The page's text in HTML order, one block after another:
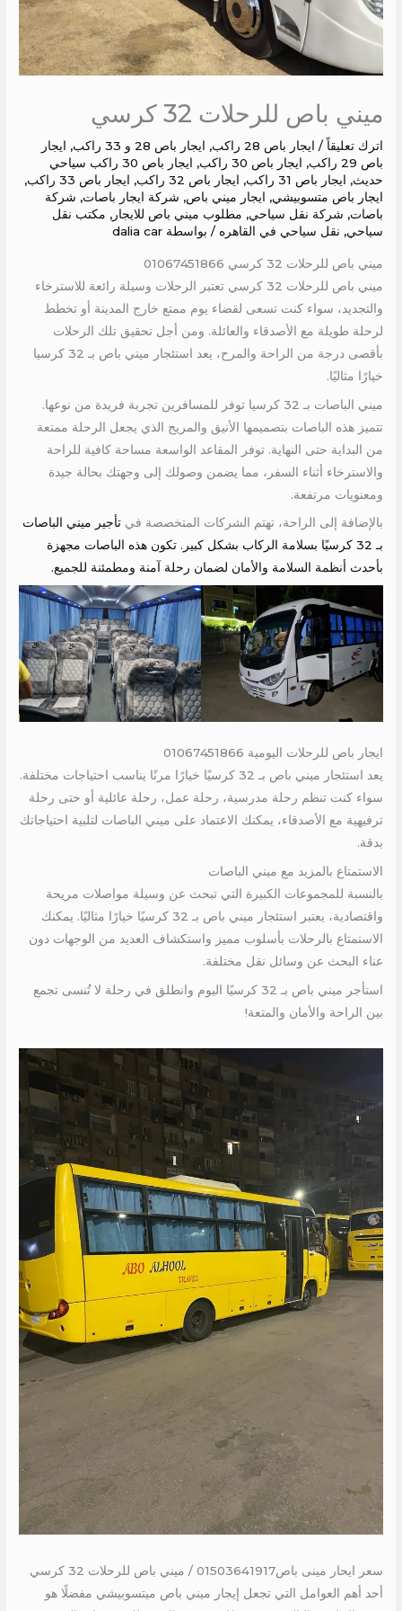
ميني باص للرحلات 32 كرسي
اترك تعليقاً / ايجار باص 28 راكب , ايجار باص 28 و 33 راكب , ايجار
باص 29 راكب
, ايجار باص 30 راكب ,
ايجار باص 30 راكب سياحي
حديث, ايجار باص 31 راكب , ايجار باص 32 راكب , ايجار باص 33 راكب
,
ايجار باص متسوبيشي, ايجار ميني باص, شركة ايجار باصات, شركة
باصات, شركة نقل سياحي, مطلوب ميني باص للايجار, مكتب نقل
سياحي, نقل سياحي في القاهره / بواسطة dalia car
ميني باص للرحلات 32 كرسي 01067451866
ميني باص للرحلات 32 كرسي تعتبر الرحلات وسيلة رائعة للاسترخاء
والتجديد، سواء كنت تسعى لقضاء يوم ممتع خارج المدينة أو تخطط
لرحلة طويلة مع الأصدقاء والعائلة. ومن أجل تحقيق تلك الرحلات
بأقصى درجة من الراحة والمرح، يعد استئجار ميني باص بـ 32 كرسيا
خيارًا مثاليًا.
ميني الباصات بـ 32 كرسيا توفر للمسافرين تجربة فريدة من نوعها.
تتميز هذه الباصات بتصميمها الأنيق والمريح الذي يجعل الرحلة ممتعة
من البداية حتى النهاية. توفر المقاعد الواسعة مساحة كافية للراحة
والاسترخاء أثناء السفر، مما يضمن وصولك إلى وجهتك بحالة جيدة
ومعنويات مرتفعة.
بالإضافة إلى الراحة، تهتم الشركات المتخصصة في تأجير ميني الباصات
بـ 32 كرسيًا بسلامة الركاب بشكل كبير. تكون هذه الباصات مجهزة
بأحدث أنظمة السلامة والأمان لضمان رحلة آمنة ومطمئنة للجميع.
ايجار باص للرحلات اليومية 01067451866
يعد استئجار ميني باص بـ 32 كرسيًا خيارًا مرنًا يناسب احتياجات مختلفة.
سواء كنت تنظم رحلة مدرسية، رحلة عمل، رحلة عائلية أو حتى رحلة
ترفيهية مع الأصدقاء، يمكنك الاعتماد على ميني الباصات لتلبية احتياجاتك
بدقة.
الاستمتاع بالمزيد مع ميني الباصات
بالنسبة للمجموعات الكبيرة التي تبحث عن وسيلة مواصلات مريحة
واقتصادية، يعتبر استئجار ميني باص بـ 32 كرسيًا خيارًا مثاليًا. يمكنك
الاستمتاع بالرحلات بأسلوب مميز واستكشاف العديد من الوجهات دون
عناء البحث عن وسائل نقل مختلفة.
استأجر ميني باص بـ 32 كرسيًا اليوم وانطلق في رحلة لا تُنسى تجمع
بين الراحة والأمان والمتعة!
سعر ايحار مينى باص01503641917 / ميني باص للرحلات 32 كرسي
أحد أهم العوامل التي تجعل إيجار ميني باص ميتسوبيشي مفضلًا هو